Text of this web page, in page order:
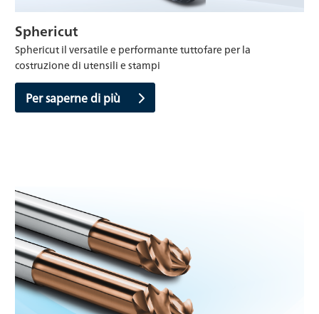
Sphericut
Sphericut il versatile e performante tuttofare per la
costruzione di utensili e stampi
Per saperne di più